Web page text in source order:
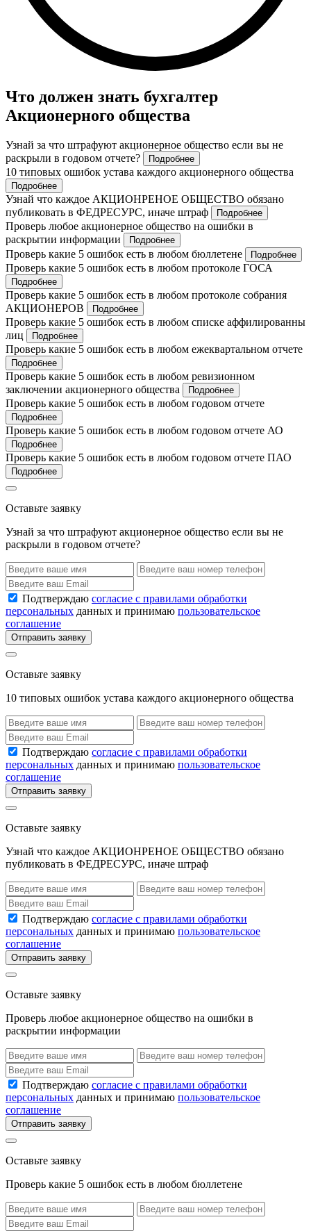
Что должен знать бухгалтер
Акционерного общества
Узнай за что штрафуют акционерное общество если вы не
раскрыли в годовом отчете?
Подробнее
10 типовых ошибок устава каждого акционерного общества
Подробнее
Узнай что каждое АКЦИОНРЕНОЕ ОБЩЕСТВО обязано
публиковать в ФЕДРЕСУРС, иначе штраф
Подробнее
Проверь любое акционерное общество на ошибки в
раскрытии информации
Подробнее
Проверь какие 5 ошибок есть в любом бюллетене Подробнее
Проверь какие 5 ошибок есть в любом протоколе ГОСА
Подробнее
Проверь какие 5 ошибок есть в любом протоколе собрания
АКЦИОНЕРОВ
Подробнее
Проверь какие 5 ошибок есть в любом списке аффилированны
лиц
Подробнее
Проверь какие 5 ошибок есть в любом ежеквартальном отчете
Подробнее
Проверь какие 5 ошибок есть в любом ревизионном
заключении акционерного общества
Подробнее
Проверь какие 5 ошибок есть в любом годовом отчете
Подробнее
Проверь какие 5 ошибок есть в любом годовом отчете АО
Подробнее
Проверь какие 5 ошибок есть в любом годовом отчете ПАО
Подробнее
Оставьте заявку
Узнай за что штрафуют акционерное общество если вы не
раскрыли в годовом отчете?
Подтверждаю согласие с правилами обработки
персональных данных и принимаю пользовательское
соглашение
Отправить заявку
Оставьте заявку
10 типовых ошибок устава каждого акционерного общества
Подтверждаю согласие с правилами обработки
персональных данных и принимаю пользовательское
соглашение
Отправить заявку
Оставьте заявку
Узнай что каждое АКЦИОНРЕНОЕ ОБЩЕСТВО обязано
публиковать в ФЕДРЕСУРС, иначе штраф
Подтверждаю согласие с правилами обработки
персональных данных и принимаю пользовательское
соглашение
Отправить заявку
Оставьте заявку
Проверь любое акционерное общество на ошибки в
раскрытии информации
Подтверждаю согласие с правилами обработки
персональных данных и принимаю пользовательское
соглашение
Отправить заявку
Оставьте заявку
Проверь какие 5 ошибок есть в любом бюллетене